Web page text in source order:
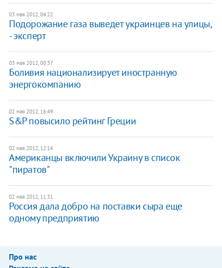
03 мая 2012, 04:22
​Подорожание газа выведет украинцев на улицы,
- эксперт
03 мая 2012, 00:37
Боливия национализирует иностранную
энергокомпанию
02 мая 2012, 16:49
S&P повысило рейтинг Греции
02 мая 2012, 12:14
Американцы включили Украину в список
"пиратов"
02 мая 2012, 11:31
Россия дала добро на поставки сыра еще
одному предприятию
Про нас